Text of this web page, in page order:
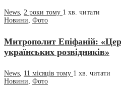
News 2 роки тому 1 хв. читати
Новини Фото
Митрополит Епіфаній:
українських розвідників»
News 11 місяців тому 1 хв. читати
Новини Фото